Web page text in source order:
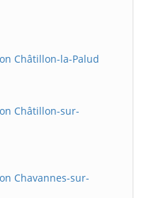
Châtillon-la-Palud
Châtillon-sur-
Chavannes-sur-